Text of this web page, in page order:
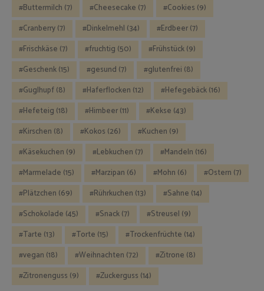
Buttermilch (7) Cheesecake (7) Cookies (9)
Cranberry(7) Dinkelmehl (34) Erdbeer(7)
Frischkäse (7) fruchtig (50) Frühstück(9)
Geschenk(15) gesund (7) glutenfrei (8)
Guglhupf(8) Haferflocken (12) Hefegebäck(16)
Hefeteig (18) Himbeer(11) Kekse (43)
Kirschen (8) Kokos (26) Kuchen (9)
Käsekuchen (9) Lebkuchen (7) Mandeln (16)
Marmelade (15) Marzipan (6) Mohn (6) Ostern (7)
Plätzchen (69) Rührkuchen (13) Sahne (14)
Schokolade (45) Snack(7) Streusel (9)
Tarte (13) Torte (15) Trockenfrüchte (14)
vegan (18) Weihnachten (72) Zitrone (8)
Zitronenguss (9) Zuckerguss (14)